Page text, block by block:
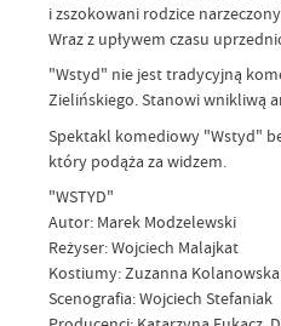
i zszokowani rodzice
Wraz z upływem czasu
"Wstyd" nie jest tradycyjną
Zielińskiego. Stanowi wnikliwą
Spektakl komediowy "Wstyd"
który podąża za widzem.
"WSTYD"
Autor: Marek Modzelewski
Reżyser: Wojciech Malajkat
Kostiumy: Zuzanna
Scenografia: Wojciech Stefaniak